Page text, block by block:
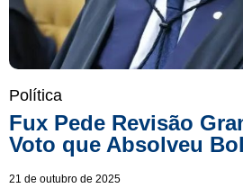
Política
Fux Pede Revisão
Voto que Absolveu
21 de outubro de 2025